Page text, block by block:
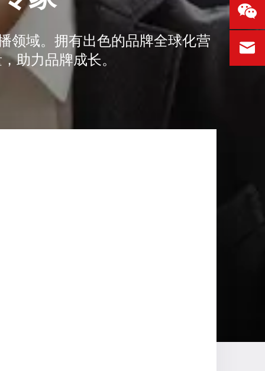
领域。拥有出色的品牌全球化营
助力品牌成长。